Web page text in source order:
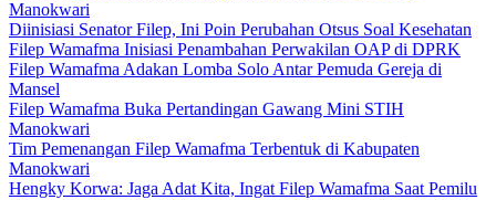
Manokwari
Diinisiasi Senator Filep, Ini Poin Perubahan Otsus Soal Kesehatan
Filep Wamafma Inisiasi Penambahan Perwakilan OAP di DPRK
Filep Wamafma Adakan Lomba Solo Antar Pemuda Gereja di
Mansel
Filep Wamafma Buka Pertandingan Gawang Mini STIH
Manokwari
Tim Pemenangan Filep Wamafma Terbentuk di Kabupaten
Manokwari
Hengky Korwa: Jaga Adat Kita, Ingat Filep Wamafma Saat Pemilu